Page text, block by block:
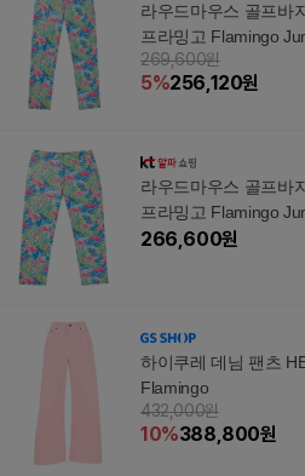
라우드마우스 골프바
프라밍고 Flamingo
269,600원
5%256,120원
라우드마우스 골프바
프라밍고 Flamingo
266,600원
하이쿠레 데님 팬츠
Flamingo
432,000원
10%388,800원